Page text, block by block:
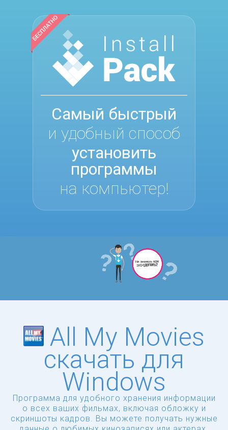
Самый быстрый
и удобный способ
установить
программы
на компьютер!
All My Movies
скачать для
Windows
Программа для удобного хранения информации
о всех ваших фильмах, включая обложку и
скриншоты кадров. Вы можете получать нужные